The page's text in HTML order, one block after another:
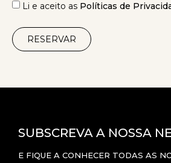
Li e aceito as Políticas de
RESERVAR
SUBSCREVA A NOSSA
E FIQUE A CONHECER TODAS AS